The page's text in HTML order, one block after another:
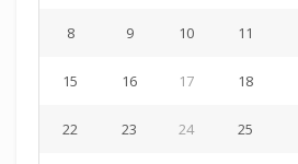
8 9 10 11
15 16 17 18
22 23 24 25